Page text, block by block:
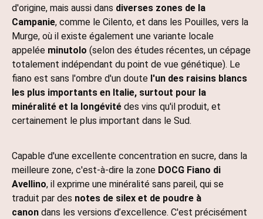
d'origine, mais aussi dans diverses zones de la
Campanie, comme le Cilento, et dans les Pouilles, vers la
Murge, où il existe également une variante locale
appelée minutolo (selon des études récentes, un cépage
totalement indépendant du point de vue génétique). Le
fiano est sans l'ombre d'un doute l'un des raisins blancs
les plus importants en Italie, surtout pour la
minéralité et la longévité des vins qu'il produit, et
certainement le plus important dans le Sud.
Capable d'une excellente concentration en sucre, dans la
meilleure zone, c'est-à-dire la zone DOCG Fiano di
Avellino, il exprime une minéralité sans pareil, qui se
traduit par des notes de silex et de poudre à
canon dans les versions d’excellence. C'est précisément